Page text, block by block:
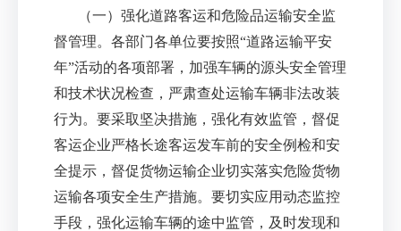
（一）强化道路客运和危险品运输安全监
督管理。各部门各单位要按照“道路运输平安
年”活动的各项部署，加强车辆的源头安全管理
和技术状况检查，严肃查处运输车辆非法改装
行为。要采取坚决措施，强化有效监管，督促
客运企业严格长途客运发车前的安全例检和安
全提示，督促货物运输企业切实落实危险货物
运输各项安全生产措施。要切实应用动态监控
手段，强化运输车辆的途中监管，及时发现和